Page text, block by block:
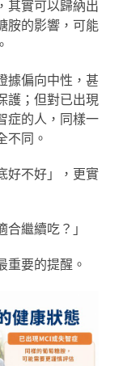
其實可以歸納出
胺的影響，可能
據偏向中性，甚
護；但對已出現
症的人，同樣一
不同。
好不好」，更實
合繼續吃？」
重要的提醒。